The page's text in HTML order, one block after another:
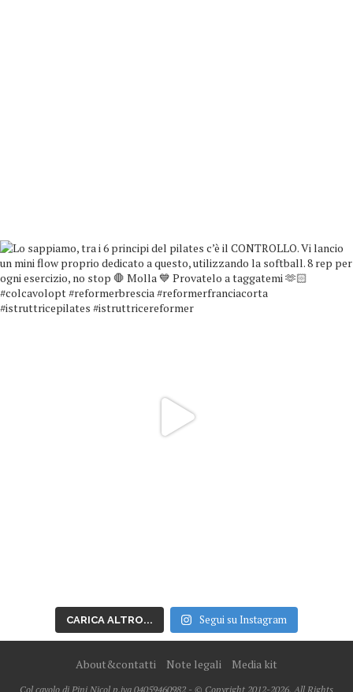
CARICA ALTRO... Segui su Instagram
About&contatti Note legali Media kit
Col cavolo di Pini Nicol p.iva 04059460982 - © Copyright 2012-2026, All Rights